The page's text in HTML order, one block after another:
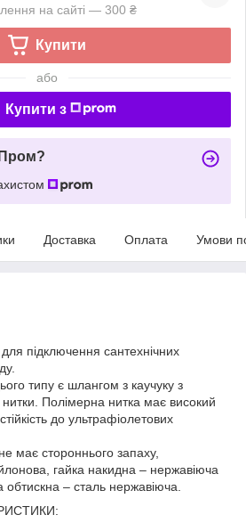
на сайті — 300 ₴
Купити
або
Купити з
Доставка Оплата Умови
підключення сантехнічних
типу є шлангом з каучуку з
Полімерна нитка має високий
до ультрафіолетових
стороннього запаху,
гайка накидна – нержавіюча
обтискна – сталь нержавіюча.